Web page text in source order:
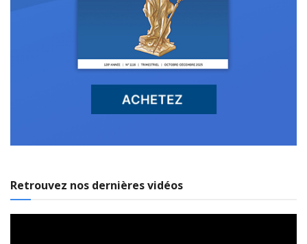
Retrouvez nos dernières vidéos